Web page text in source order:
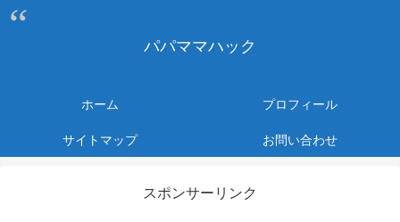
パパママハック
ホーム
プロフィール
サイトマップ
お問い合わせ
スポンサーリンク